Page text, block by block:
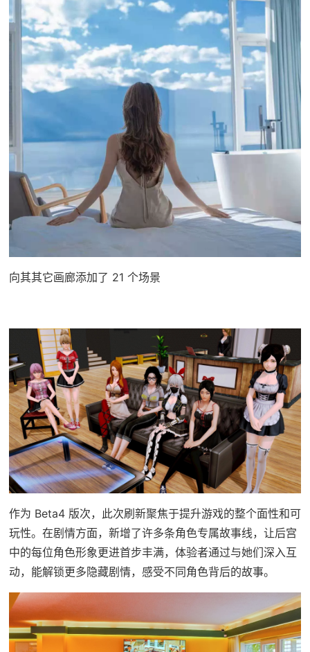
向其其它画廊添加了 21 个场景
作为 Beta4 版次，此次刷新聚焦于提升游戏的整个面性和可
玩性。在剧情方面，新增了许多条角色专属故事线，让后宫
中的每位角色形象更进首步丰满，体验者通过与她们深入互
动，能解锁更多隐藏剧情，感受不同角色背后的故事。